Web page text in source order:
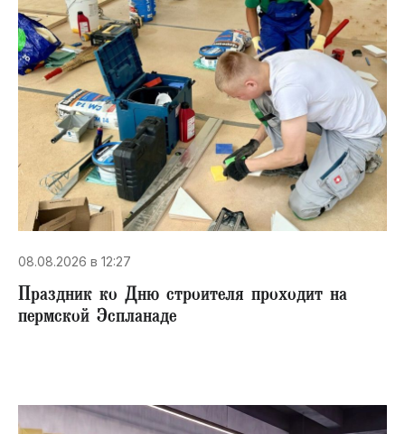
08.08.2026 в 12:27
Праздник ко Дню строителя проходит на
пермской Эспланаде